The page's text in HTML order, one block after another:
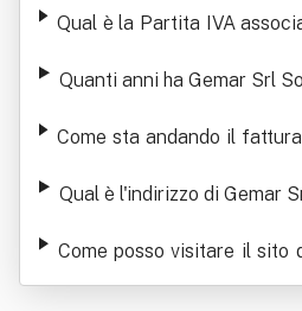
Qual è la Partita IVA
Quanti anni ha Gemar Srl
Come sta andando il
Qual è l'indirizzo di Gemar
Come posso visitare il sito
Benefit